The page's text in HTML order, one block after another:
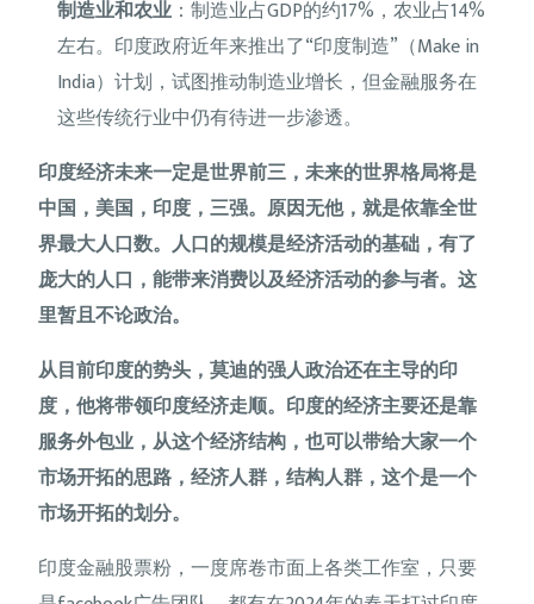
制造业和农业 ：制造业占GDP的约17%，农业占14%
左右。印度政府近年来推出了“印度制造”（Make in
India）计划，试图推动制造业增长，但金融服务在
这些传统行业中仍有待进一步渗透。
印度经济未来一定是世界前三，未来的世界格局将是
中国，美国，印度，三强。原因无他，就是依靠全世
界最大人口数。人口的规模是经济活动的基础，有了
庞大的人口，能带来消费以及经济活动的参与者。这
里暂且不论政治。
从目前印度的势头，莫迪的强人政治还在主导的印
度，他将带领印度经济走顺。印度的经济主要还是靠
服务外包业，从这个经济结构，也可以带给大家一个
市场开拓的思路，经济人群，结构人群，这个是一个
市场开拓的划分。
印度金融股票粉，一度席卷市面上各类工作室，只要